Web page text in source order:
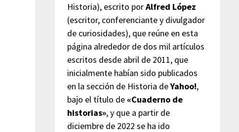
Historia), escrito porAlfred López
(escritor, conferenciante y divulgador
de curiosidades), que reúne en esta
página alrededor de dos mil artículos
escritos desde abril de 2011, que
inicialmente habían sido publicados
en la sección de Historia deYahoo!,
bajo el título de «Cuaderno de
historias», y que a partir de
diciembre de 2022 se ha ido